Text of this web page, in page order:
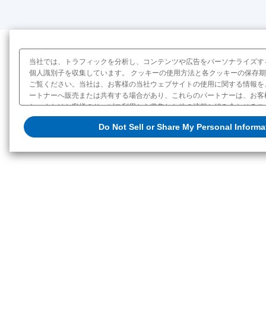
当社では、トラフィックを分析し、コンテンツや広告をパーソナライズ
個人識別子を収集しています。 クッキーの使用方法と各クッキーの保存
ご覧ください。当社は、お客様の当社ウェブサイトの使用に関する情報
ートナーへ販売または共有する場合があり、これらのパートナーは、お
た、またはお客様のサービス利用から収集した他の情報と組み合わせる
当社によるお客様に関する情報の販売または共有を拒否（オプトアウト
オプトアウトをする場合は「Do Not Sell or Share My Personal
クッキーポリシー
Do Not Sell or Share My Personal